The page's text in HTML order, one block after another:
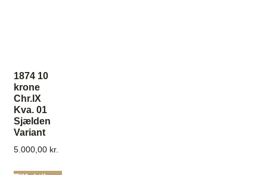
1874 10
krone
Chr.lX
Kva. 01
Sjælden
Variant
5.000,00 kr.